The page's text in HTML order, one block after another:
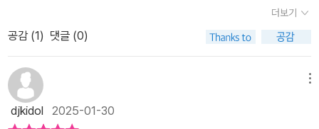
고 있는데도 이를 활용하려 하지 않는다는 것은 인간으로서 의무 태
만이라 해도 과언이 아니기 때문이다. 우린 가끔, 자신의 존재를 잊어
버리고 다른 사람들에게 없는 것을 갖기를 원하고 바라면서 남에게
과시하려고 하는 나쁜 버릇이 존재 한다.물질이든, 권력이든 외부에
행복의 잣대를 두어서는 안된다. 행복은 오직 우리 내면에, 바로 지금
오늘 현재 지금 여기에 존재한다는 것을 명심해야만 한다. 많은 사람
하는 경지까지 자연스레 이끄는 마부의 실력이야말로 상품(上品)이
라 평가할 수 있다는 뜻입니다. 영화 <벤허>에서도 주인공은 말 한
수 있는 방향으로 말을 이끌기에 경주에서 언제나 우승하고 말에게도
아무런 무리를 가하지 않습니다. 저자는 공자의 고사로부터 우리가
우리의 마음, 감정을 마치 말을 다루듯 조심스레 이끄는 지혜를 강조
음 가득 쌓인 짐을 내려놓을 때 평온이 찾아온다. 자신이 가장 소중하
다는 생각은 무엇에 대한 생각인가? 이미 우린 답을 가지고 있지만
찾지 않고 있을 뿐이다. 자신을 마주한다는 것은 현존하는 것이다.
각박한 세상에 자신을 만난다는 것이 무척 어렵다. 자존감과 인정욕
구에 메말라하는 정서를 헤집는 수많은 sns 글들이 난무하지만 초조
함과 공허함만이 맴돌 뿐이다. 우린 소음에 지배당하고 있다. 수많은
더보기
공감 (1) 댓글 (0)
djkidol 2025-01-30